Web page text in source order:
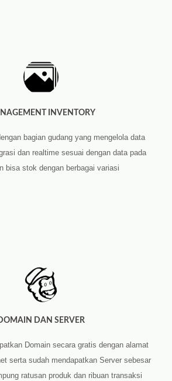
INVENTORY
bagian gudang yang mengelola data
dan realtime sesuai dengan data pada
bisa stok dengan berbagai variasi
DAN SERVER
Domain secara gratis dengan alamat
serta sudah mendapatkan Server sebesar
ratusan produk dan ribuan transaksi